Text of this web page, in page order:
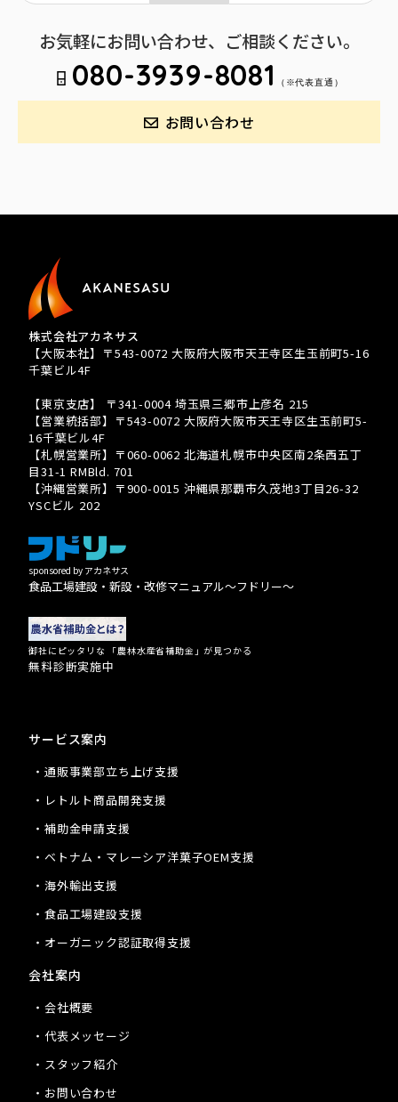
お気軽にお問い合わせ、ご相談ください。
080-3939-8081 （※代表直通）
お問い合わせ
株式会社アカネサス
【大阪本社】〒543-0072 大阪府大阪市天王寺区生玉前町5-16
千葉ビル4F
【東京支店】 〒341-0004 埼玉県三郷市上彦名 215
【営業統括部】〒543-0072 大阪府大阪市天王寺区生玉前町5-
16千葉ビル4F
【札幌営業所】〒060-0062 北海道札幌市中央区南2条西五丁
目31-1 RMBld. 701
【沖縄営業所】〒900-0015 沖縄県那覇市久茂地3丁目26-32
YSCビル 202
sponsored by アカネサス
食品工場建設・新設・改修マニュアル〜フドリー〜
御社にピッタリな 「農林水産省補助金」が見つかる
無料診断実施中
サービス案内
・通販事業部立ち上げ支援
・レトルト商品開発支援
・補助金申請支援
・ベトナム・マレーシア洋菓子OEM支援
・海外輸出支援
・食品工場建設支援
・オーガニック認証取得支援
会社案内
・会社概要
・代表メッセージ
・スタッフ紹介
・お問い合わせ